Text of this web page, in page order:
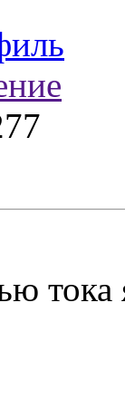
тока